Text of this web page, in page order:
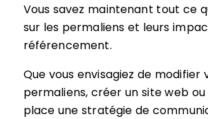
Vous savez maintenant tout ce
sur les permaliens et leurs
référencement.
Que vous envisagiez de modifier
permaliens, créer un site web
place une stratégie de